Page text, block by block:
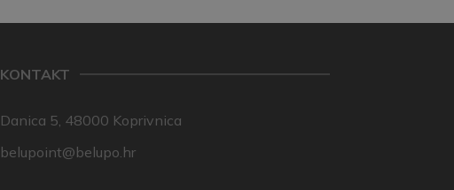
KONTAKT
Danica 5, 48000 Koprivnica
belupoint@belupo.hr